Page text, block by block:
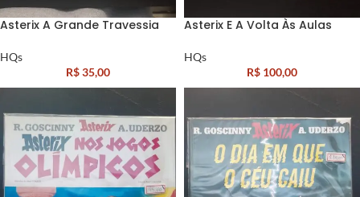
Asterix A Grande Travessia
HQs
R$35,00
Asterix E A Volta Às Aulas
HQs
R$ 100,00